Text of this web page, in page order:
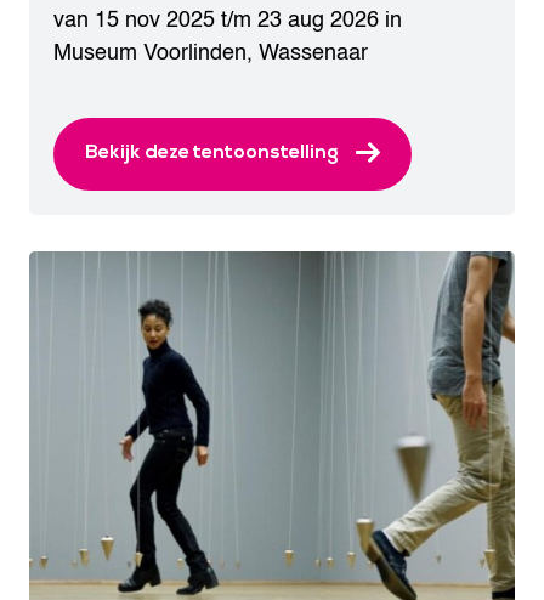
van 15 nov 2025 t/m 23 aug 2026 in
Museum Voorlinden, Wassenaar
Bekijk deze tentoonstelling